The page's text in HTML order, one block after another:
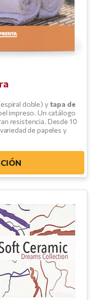
doble) ytapa de
impreso. Un catálogo
resistencia. Desde 10
de papeles y